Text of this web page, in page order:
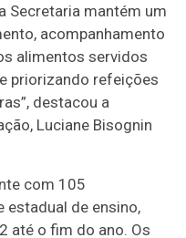
Secretaria mantém um
acompanhamento
alimentos servidos
priorizando refeições
destacou a
Luciane Bisognin
com 105
estadual de ensino,
até o fim do ano. Os